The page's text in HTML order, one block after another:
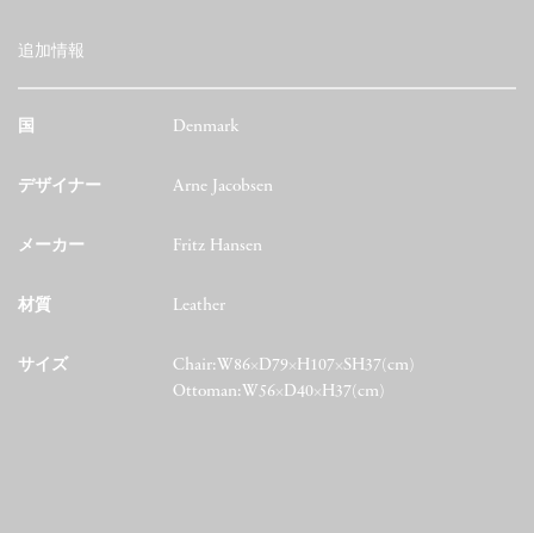
追加情報
国 Denmark
デザイナー Arne Jacobsen
メーカー Fritz Hansen
材質 Leather
サイズ
Chair:W86×D79×H107×SH37(cm)
Ottoman:W56×D40×H37(cm)